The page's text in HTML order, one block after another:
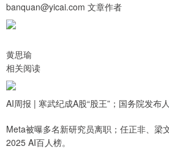
banquan@yicai.com 文章作者
黄思瑜
相关阅读
AI周报 | 寒武纪成A股“股王”；国务院发布
Meta被曝多名新研究员离职；任正非、梁
2025 AI百人榜。